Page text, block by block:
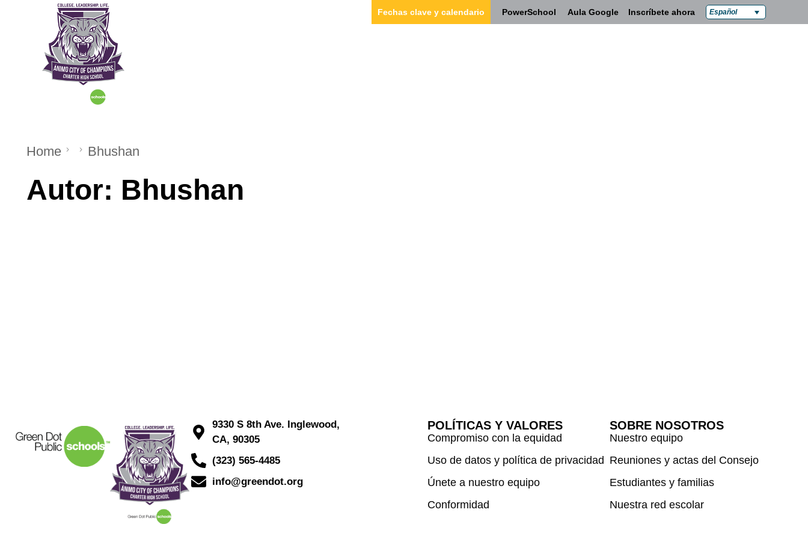
Fechas clave y calendario PowerSchool Aula Google Inscríbete ahora Español
Home Bhushan
Autor: Bhushan
9330 S 8th Ave. Inglewood,
CA, 90305
(323) 565-4485
info@greendot.org
POLÍTICAS Y VALORES
Compromiso con la equidad
Uso de datos y política de privacidad
Únete a nuestro equipo
Conformidad
SOBRE NOSOTROS
Nuestro equipo
Reuniones y actas del Consejo
Estudiantes y familias
Nuestra red escolar